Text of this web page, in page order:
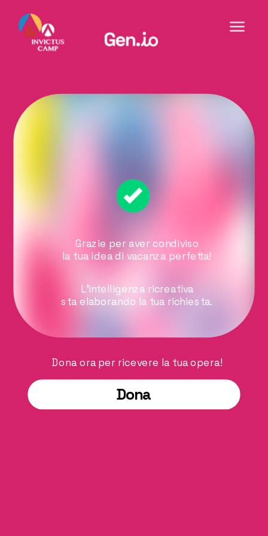
Grazie per aver condiviso
la tua idea di vacanza perfetta!
L'intelligenza ricreativa
sta elaborando la tua richiesta.
Dona ora per ricevere la tua opera!
Dona